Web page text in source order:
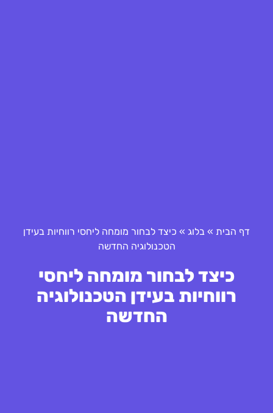
דף הבית » בלוג » כיצד לבחור מומחה ליחסי רווחיות בעידן
הטכנולוגיה החדשה
כיצד לבחור מומחה ליחסי
רווחיות בעידן הטכנולוגיה
החדשה